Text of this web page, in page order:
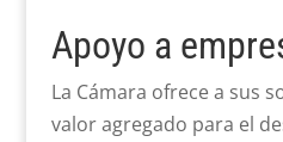
Apoyo a
La Cámara ofrece a sus
valor agregado para el